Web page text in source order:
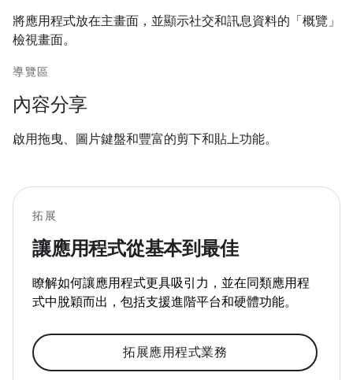
將應用程式放在主畫面，並顯示社交和訊息資料的「概覽」
檢視畫面。
導覽區
內容分享
啟用拖曳、圖片鍵盤和豐富的剪下和貼上功能。
拓展
讓應用程式從基本到最佳
瞭解如何讓應用程式更具吸引力，並在同類應用程
式中脫穎而出，包括支援進階平台和硬體功能。
拓展應用程式業務